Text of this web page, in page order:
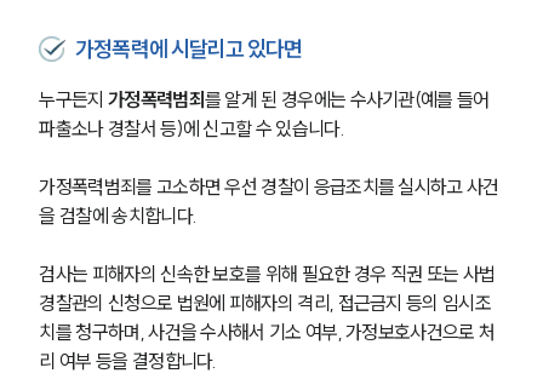
가정폭력에 시달리고 있다면
누구든지 가정폭력범죄를 알게 된 경우에는 수사기관(예를 들어
파출소나 경찰서 등)에 신고할 수 있습니다.
가정폭력범죄를 고소하면 우선 경찰이 응급조치를 실시하고 사건
을 검찰에 송치합니다.
검사는 피해자의 신속한 보호를 위해 필요한 경우 직권 또는 사법
경찰관의 신청으로 법원에 피해자의 격리, 접근금지 등의 임시조
치를 청구하며, 사건을 수사해서 기소 여부, 가정보호사건으로 처
리 여부 등을 결정합니다.